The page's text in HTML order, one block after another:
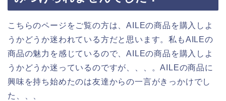
こちらのページをご覧の方は、AILEの商品を購入しよ
うかどうか迷われている方だと思います。私もAILEの
商品の魅力を感じているので、AILEの商品を購入しよ
うかどうか迷っているのですが、、、。AILEの商品に
興味を持ち始めたのは友達からの一言がきっかけでし
た、、、